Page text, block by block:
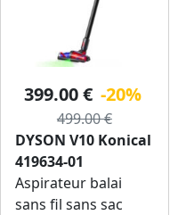
399.00 € -20%
499.00 €
DYSON V10 Konical
419634-01
Aspirateur balai
sans fil sans sac